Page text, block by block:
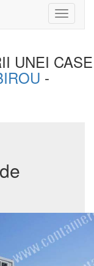
Toggle
UNEI CASE
-